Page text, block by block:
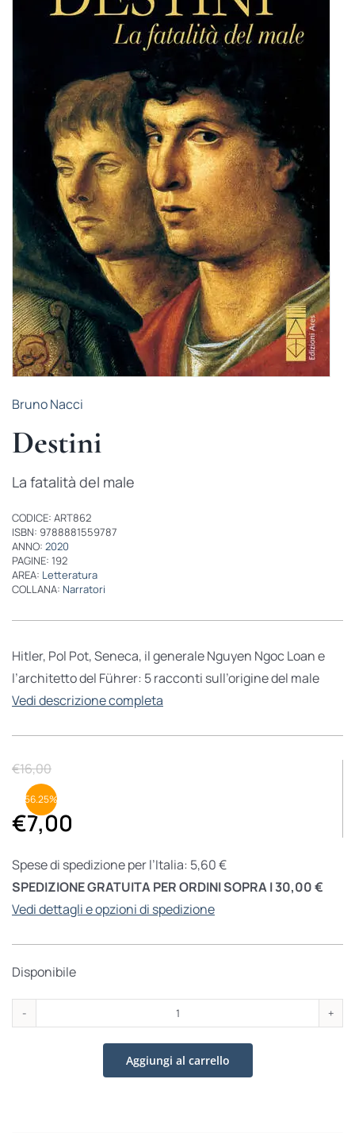
BIOGRAFIE
ATTUALITÀ
Bruno Nacci
Destini
La fatalità del male
CODICE: ART862
ISBN: 9788881559787
ANNO: 2020
PAGINE: 192
AREA: Letteratura
COLLANA: Narratori
Hitler, Pol Pot, Seneca, il generale Nguyen Ngoc Loan e
l’architetto del Führer: 5 racconti sull’origine del male
Vedi descrizione completa
€16,00
€7,00
56.25%
Spese di spedizione per l’Italia: 5,60 €
SPEDIZIONE GRATUITA PER ORDINI SOPRA I 30,00 €
Vedi dettagli e opzioni di spedizione
Disponibile
Destini
quantità
Aggiungi al carrello